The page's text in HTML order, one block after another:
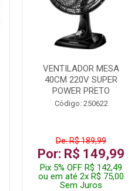
VENTILADOR MESA
40CM 220V SUPER
POWER PRETO
Código: 250622
De: R$ 189,99
Por: R$ 149,99
Pix 5% OFF R$ 142,49
ou em até 2x R$ 75,00
Sem Juros